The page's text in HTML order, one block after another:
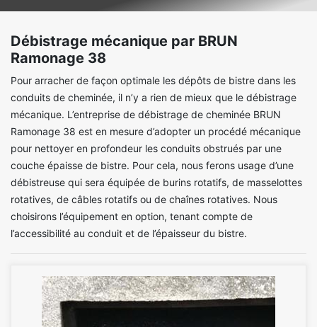
Débistrage mécanique par BRUN
Ramonage 38
Pour arracher de façon optimale les dépôts de bistre dans les
conduits de cheminée, il n’y a rien de mieux que le débistrage
mécanique. L’entreprise de débistrage de cheminée BRUN
Ramonage 38 est en mesure d’adopter un procédé mécanique
pour nettoyer en profondeur les conduits obstrués par une
couche épaisse de bistre. Pour cela, nous ferons usage d’une
débistreuse qui sera équipée de burins rotatifs, de masselottes
rotatives, de câbles rotatifs ou de chaînes rotatives. Nous
choisirons l’équipement en option, tenant compte de
l’accessibilité au conduit et de l’épaisseur du bistre.